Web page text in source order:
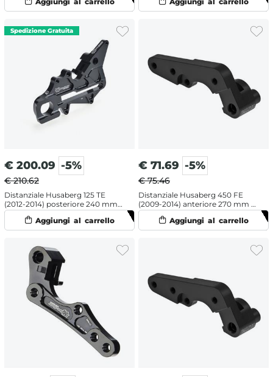
€ 200.09 -5%
€ 210.62
Distanziale Husaberg 125 TE
(2012-2014) posteriore 240 mm -
Moto Master
€ 71.69 -5%
€ 75.46
Distanziale Husaberg 450 FE
(2009-2014) anteriore 270 mm -
Galfer